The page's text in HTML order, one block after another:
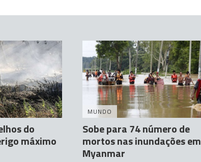
do
máximo
MUNDO
Sobe para 74 número de
mortos nas inundações em
Myanmar